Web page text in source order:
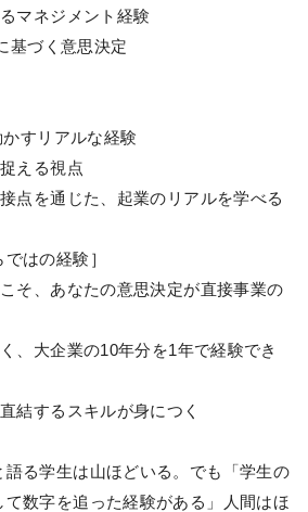
マネジメント経験
基づく意思決定
すリアルな経験
える視点
点を通じた、起業のリアルを学べる
はの経験］
そ、あなたの意思決定が直接事業の
、大企業の10年分を1年で経験でき
結するスキルが身につく
語る学生は山ほどいる。でも「学生の
て数字を追った経験がある」人間はほ